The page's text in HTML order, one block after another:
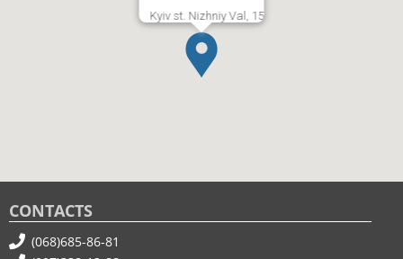
Kyiv st. Nizhniy Val, 15
CONTACTS
(068)685-86-81